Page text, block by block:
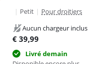
| Petit | Pour droitiers
Aucun chargeur inclus
€ 39,99
Livré demain